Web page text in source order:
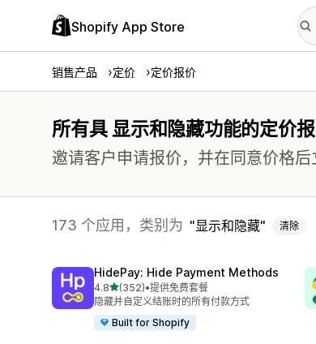
Shopify App Store
销售产品 定价 定价报价
所有具 显示和隐藏功能的定价
邀请客户申请报价，并在同意价格后
173 个应用，类别为 显示和隐藏 清除
HidePay: Hide Payment Methods
4.8星（满分 5 星）
(352)
总共 352 条评论
•提供免费套餐
隐藏并自定义结账时的所有付款方式
Built for Shopify